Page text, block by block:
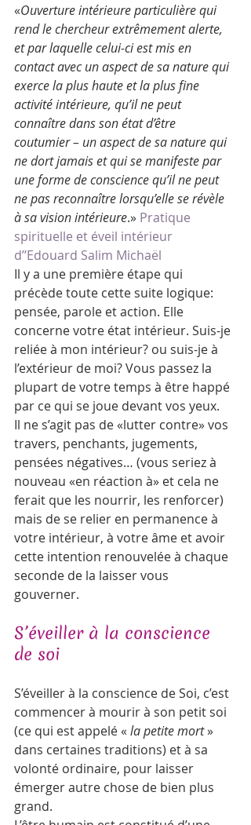
«Ouverture intérieure particulière qui
rend le chercheur extrêmement alerte,
et par laquelle celui-ci est mis en
contact avec un aspect de sa nature qui
exerce la plus haute et la plus fine
activité intérieure, qu’il ne peut
connaître dans son état d’être
coutumier – un aspect de sa nature qui
ne dort jamais et qui se manifeste par
une forme de conscience qu’il ne peut
ne pas reconnaître lorsqu’elle se révèle
à sa vision intérieure.» Pratique
spirituelle et éveil intérieur
d’’Edouard Salim Michaël
Il y a une première étape qui
précède toute cette suite logique:
pensée, parole et action. Elle
concerne votre état intérieur. Suis-je
reliée à mon intérieur? ou suis-je à
l’extérieur de moi? Vous passez la
plupart de votre temps à être happé
par ce qui se joue devant vos yeux.
Il ne s’agit pas de «lutter contre» vos
travers, penchants, jugements,
pensées négatives… (vous seriez à
nouveau «en réaction à» et cela ne
ferait que les nourrir, les renforcer)
mais de se relier en permanence à
votre intérieur, à votre âme et avoir
cette intention renouvelée à chaque
seconde de la laisser vous
gouverner.
S’éveiller à la conscience
de soi
S’éveiller à la conscience de Soi, c’est
commencer à mourir à son petit soi
(ce qui est appelé « la petite mort »
dans certaines traditions) et à sa
volonté ordinaire, pour laisser
émerger autre chose de bien plus
grand.